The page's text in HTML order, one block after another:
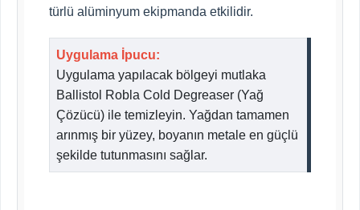
türlü alüminyum ekipmanda etkilidir.
Uygulama İpucu:
Uygulama yapılacak bölgeyi mutlaka
Ballistol Robla Cold Degreaser (Yağ
Çözücü) ile temizleyin. Yağdan tamamen
arınmış bir yüzey, boyanın metale en güçlü
şekilde tutunmasını sağlar.